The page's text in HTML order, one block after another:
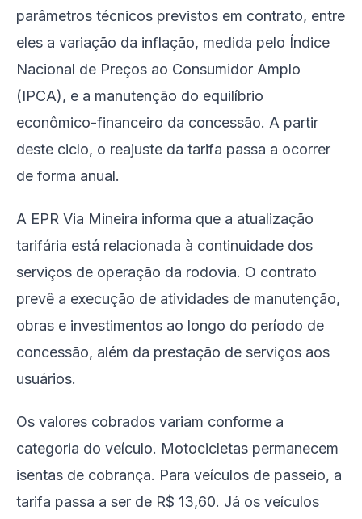
parâmetros técnicos previstos em contrato, entre
eles a variação da inflação, medida pelo Índice
Nacional de Preços ao Consumidor Amplo
(IPCA), e a manutenção do equilíbrio
econômico-financeiro da concessão. A partir
deste ciclo, o reajuste da tarifa passa a ocorrer
de forma anual.
A EPR Via Mineira informa que a atualização
tarifária está relacionada à continuidade dos
serviços de operação da rodovia. O contrato
prevê a execução de atividades de manutenção,
obras e investimentos ao longo do período de
concessão, além da prestação de serviços aos
usuários.
Os valores cobrados variam conforme a
categoria do veículo. Motocicletas permanecem
isentas de cobrança. Para veículos de passeio, a
tarifa passa a ser de R$ 13,60. Já os veículos